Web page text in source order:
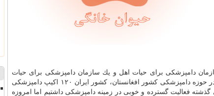
دامپزشكی برای حیات اهل و یك سازمان دامپزشكی برای حیات
وحش داشته باشیم، اشاره كرد: در دهه ۶۰ به سبب مشكلات پیش آمده در حوزه دامپزشكی كشور افغانستان، كشور ایران ۱۲۰ اكیپ دامپزشكی
فعالیت گسترده و خوبی در زمینه دامپزشكی داشتیم اما امروزه